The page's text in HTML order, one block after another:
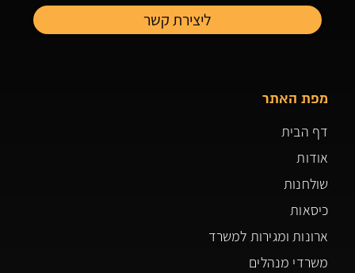
מפת האתר
דף הבית
אודות
שולחנות
כיסאות
ארונות ומגירות למשרד
משרדי מנהלים